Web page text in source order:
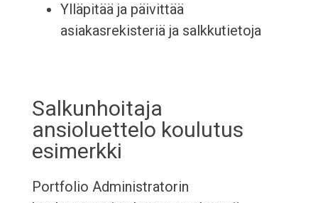
Ylläpitää ja päivittää
asiakasrekisteriä ja salkkutietoja
Salkunhoitaja
ansioluettelo koulutus
esimerkki
Portfolio Administratorin